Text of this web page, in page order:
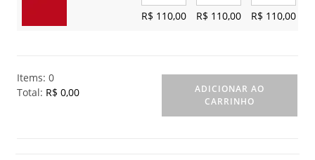
R$ 110,00 R$ 110,00 R$ 110,00
Items:0
Total: R$ 0,00
ADICIONAR AO
CARRINHO